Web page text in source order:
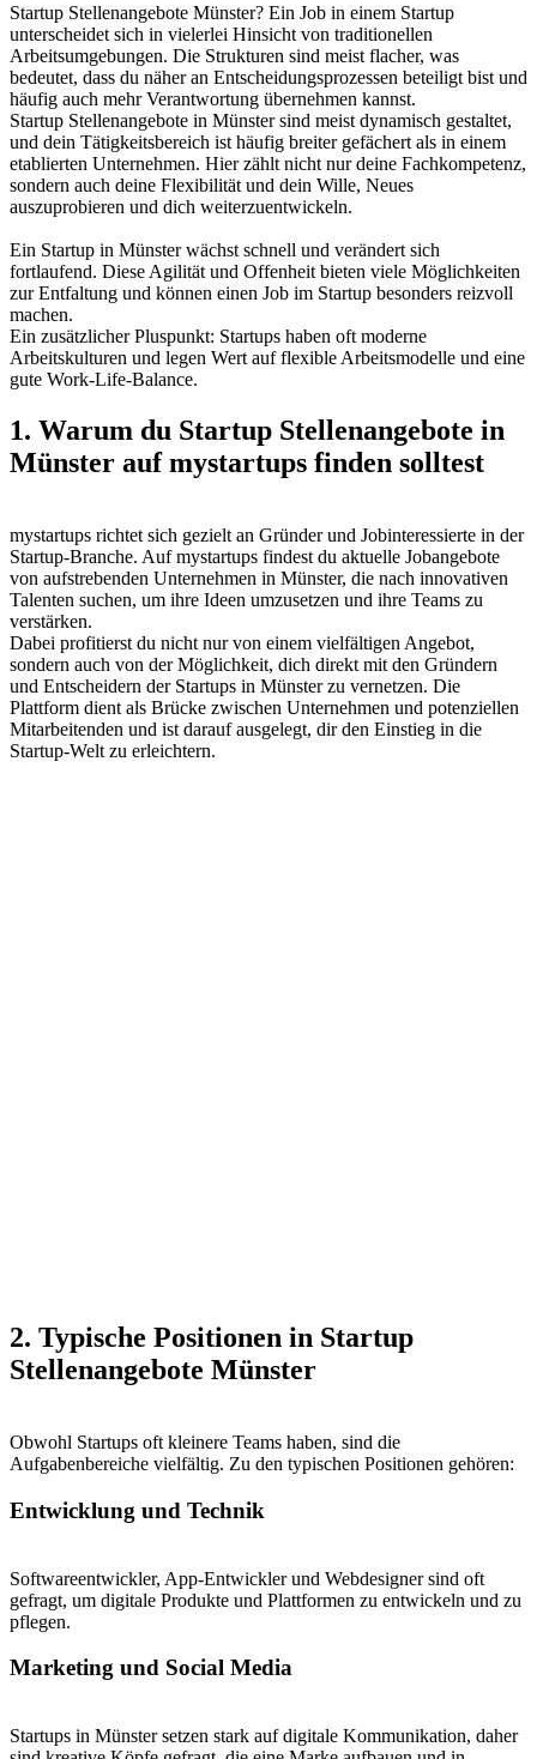
Startup Stellenangebote Münster? Ein Job in einem Startup
unterscheidet sich in vielerlei Hinsicht von traditionellen
Arbeitsumgebungen. Die Strukturen sind meist flacher, was
bedeutet, dass du näher an Entscheidungsprozessen beteiligt bist und
häufig auch mehr Verantwortung übernehmen kannst.
Startup Stellenangebote in Münster sind meist dynamisch gestaltet,
und dein Tätigkeitsbereich ist häufig breiter gefächert als in einem
etablierten Unternehmen. Hier zählt nicht nur deine Fachkompetenz,
sondern auch deine Flexibilität und dein Wille, Neues
auszuprobieren und dich weiterzuentwickeln.
Ein Startup in Münster wächst schnell und verändert sich
fortlaufend. Diese Agilität und Offenheit bieten viele Möglichkeiten
zur Entfaltung und können einen Job im Startup besonders reizvoll
machen.
Ein zusätzlicher Pluspunkt: Startups haben oft moderne
Arbeitskulturen und legen Wert auf flexible Arbeitsmodelle und eine
gute Work-Life-Balance.
1. Warum du Startup Stellenangebote in
Münster auf mystartups finden solltest
mystartups richtet sich gezielt an Gründer und Jobinteressierte in der
Startup-Branche. Auf mystartups findest du aktuelle Jobangebote
von aufstrebenden Unternehmen in Münster, die nach innovativen
Talenten suchen, um ihre Ideen umzusetzen und ihre Teams zu
verstärken.
Dabei profitierst du nicht nur von einem vielfältigen Angebot,
sondern auch von der Möglichkeit, dich direkt mit den Gründern
und Entscheidern der Startups in Münster zu vernetzen. Die
Plattform dient als Brücke zwischen Unternehmen und potenziellen
Mitarbeitenden und ist darauf ausgelegt, dir den Einstieg in die
Startup-Welt zu erleichtern.
2. Typische Positionen in Startup
Stellenangebote Münster
Obwohl Startups oft kleinere Teams haben, sind die
Aufgabenbereiche vielfältig. Zu den typischen Positionen gehören:
Entwicklung und Technik
Softwareentwickler, App-Entwickler und Webdesigner sind oft
gefragt, um digitale Produkte und Plattformen zu entwickeln und zu
pflegen.
Marketing und Social Media
Startups in Münster setzen stark auf digitale Kommunikation, daher